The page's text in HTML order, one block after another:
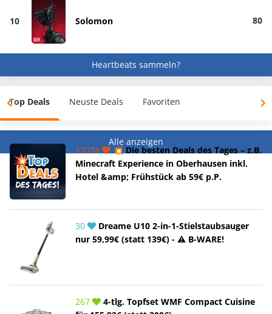
10 Solomon 80
Heartbeats sammeln?
Top Deals Neuste Deals Favoriten
Alle anzeigen
17074
💥 Die besten Deals des Tages – z.B.
Minecraft Experience in Oberhausen inkl.
Hotel &amp; Frühstück ab 59€ p.P.
30
Dreame U10 2-in-1-Stielstaubsauger
nur 59,99€ (statt 139€) - ⚠️ B-WARE!
267
4-tlg. Topfset WMF Compact Cuisine